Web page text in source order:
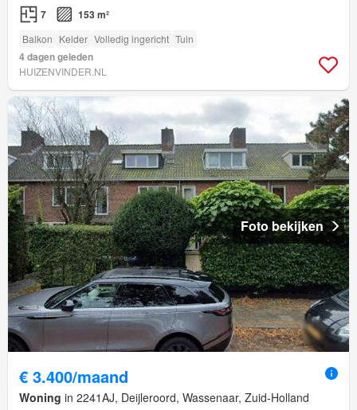
7 153 m²
Balkon Kelder Volledig ingericht Tuin
4 dagen geleden
HUIZENVINDER.NL
Foto bekijken
€ 3.400/maand
Woning in 2241AJ, Deijleroord, Wassenaar, Zuid-Holland